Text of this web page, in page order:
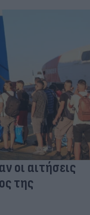
οι αιτήσεις
της